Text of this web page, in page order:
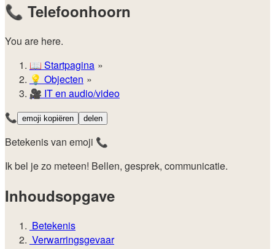
📞 Telefoonhoorn
You are here.
📖 Startpagina
💡️ Objecten
🎥 IT en audio/video
📞 emoji kopiëren delen
Betekenis van emoji 📞
Ik bel je zo meteen! Bellen, gesprek, communicatie.
Inhoudsopgave
Betekenis
Verwarringsgevaar